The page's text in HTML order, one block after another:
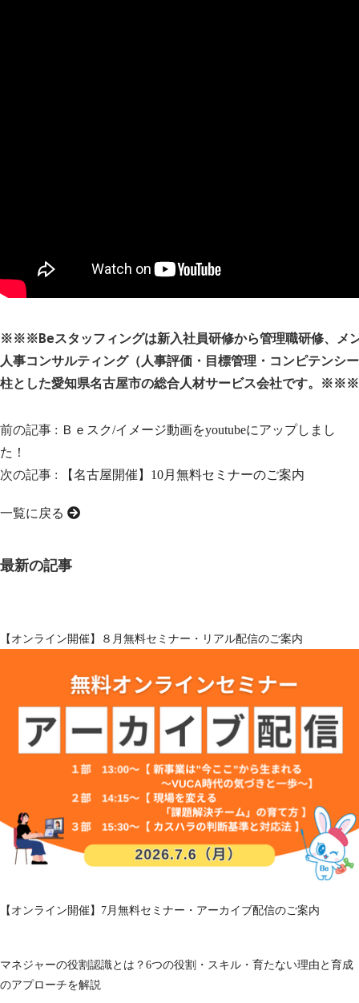
※※※Beスタッフィングは新入社員研修から管理職研修、メ
人事コンサルティング（人事評価・目標管理・コンピテンシ
柱とした愛知県名古屋市の総合人材サービス会社です。※※※
前の記事 : Ｂｅスク/イメージ動画をyoutubeにアップしまし
た！
次の記事 :
【名古屋開催】10月無料セミナーのご案内
一覧に戻る
最新の記事
【オンライン開催】８月無料セミナー・リアル配信のご案内
【オンライン開催】7月無料セミナー・アーカイブ配信のご案内
マネジャーの役割認識とは？6つの役割・スキル・育たない理由と育成
のアプローチを解説